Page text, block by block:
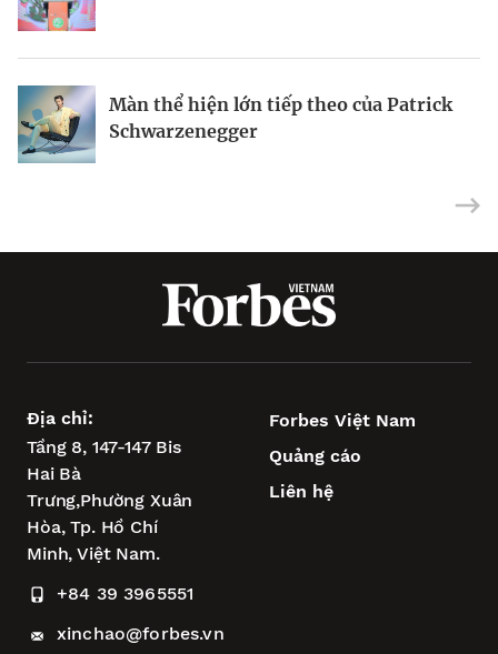
Màn thể hiện lớn tiếp theo của Patrick
Schwarzenegger
Việt Nam
Địa chỉ:
Tầng 8, 147-147 Bis
Hai Bà
Trưng,Phường Xuân
Hòa,Tp. Hồ Chí
Minh, Việt Nam.
+84 39 3965551
xinchao@forbes.vn
Forbes Việt Nam
Quảng cáo
Liên hệ